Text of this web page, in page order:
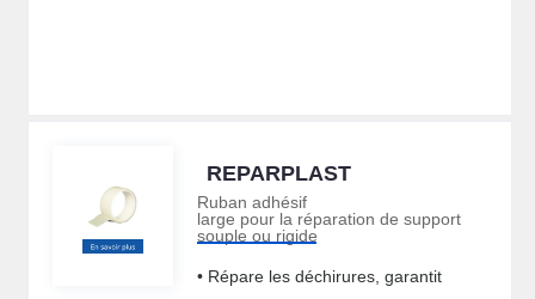
REPARPLAST
Ruban adhésif
large pour la réparation de support
souple ou rigide
• Répare les déchirures, garantit